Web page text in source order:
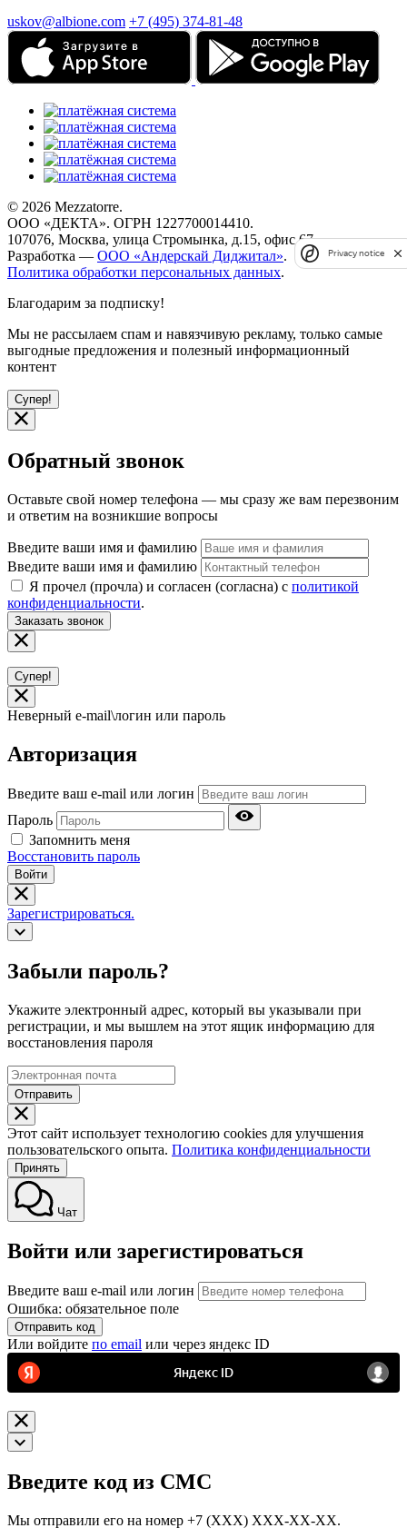
uskov@albione.com +7 (495) 374-81-48
© 2026 Mezzatorre.
ООО «ДЕКТА». ОГРН 1227700014410.
107076, Москва, улица Стромынка, д.15, офис 67.
Разработка — ООО «Андерскай Диджитал».
Политика обработки персональных данных.
Благодарим за подписку!
Мы не рассылаем спам и навязчивую рекламу, только самые
выгодные предложения и полезный информационный
контент
Супер!
Обратный звонок
Оставьте свой номер телефона — мы сразу же вам перезвоним
и ответим на возникшие вопросы
Введите ваши имя и фамилию
Введите ваши имя и фамилию
Я прочел (прочла) и согласен (согласна) с политикой
конфиденциальности.
Заказать звонок
Супер!
Неверный e-mail\логин или пароль
Авторизация
Введите ваш e-mail или логин
Пароль
Запомнить меня
Восстановить пароль
Войти
Зарегистрироваться.
Забыли пароль?
Укажите электронный адрес, который вы указывали при
регистрации, и мы вышлем на этот ящик информацию для
восстановления пароля
Отправить
Этот сайт использует технологию cookies для улучшения
пользовательского опыта. Политика конфиденциальности
Принять
Чат
Войти или зарегистироваться
Введите ваш e-mail или логин
Ошибка: обязательное поле
Отправить код
Или войдите по email или через яндекс ID
Введите код из СМС
Мы отправили его на номер +7 (ХХХ) ХХХ-ХХ-ХХ.
Privacy notice